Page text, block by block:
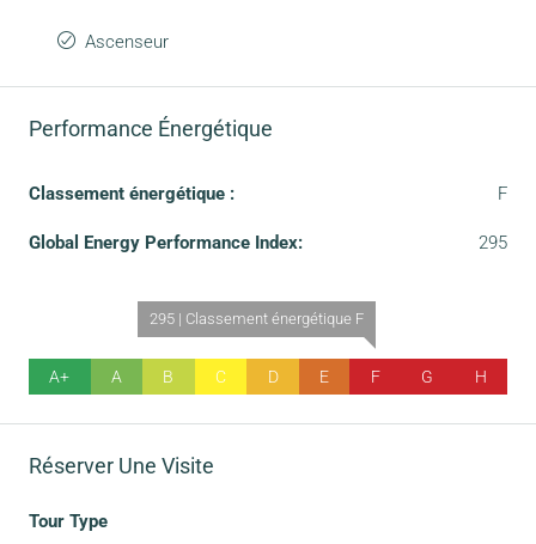
Ascenseur
Performance Énergétique
Classement énergétique : F
Global Energy Performance Index: 295
A+ A B C D E
295 | Classement énergétique F
F G H
Réserver Une Visite
Tour Type